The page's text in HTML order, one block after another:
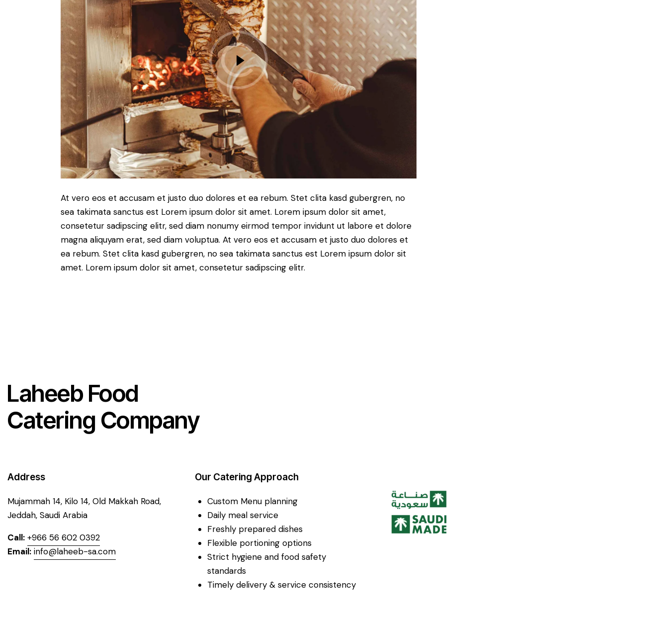
At vero eos et accusam et justo duo dolores et ea rebum. Stet clita kasd gubergren, no
sea takimata sanctus est Lorem ipsum dolor sit amet. Lorem ipsum dolor sit amet,
consetetur sadipscing elitr, sed diam nonumy eirmod tempor invidunt ut labore et dolore
magna aliquyam erat, sed diam voluptua. At vero eos et accusam et justo duo dolores et
ea rebum. Stet clita kasd gubergren, no sea takimata sanctus est Lorem ipsum dolor sit
amet. Lorem ipsum dolor sit amet, consetetur sadipscing elitr.
Laheeb Food
Catering Company
Address
Mujammah 14, Kilo 14, Old Makkah Road,
Jeddah, Saudi Arabia
Call: +966 56 602 0392
Email: info@laheeb-sa.com
Our Catering Approach
Custom Menu planning
Daily meal service
Freshly prepared dishes
Flexible portioning options
Strict hygiene and food safety
standards
Timely delivery & service consistency